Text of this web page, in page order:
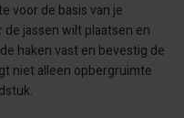
voor de basis van je
de jassen wilt plaatsen en
haken vast en bevestig de
niet alleen opbergruimte